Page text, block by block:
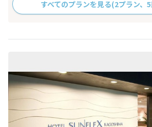
すべてのプランを見る(2プラン、